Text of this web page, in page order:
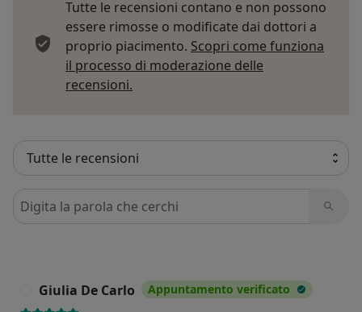
Tutte le recensioni contano e non possono
essere rimosse o modificate dai dottori a
proprio piacimento. Scopri come funziona
il processo di moderazione delle
recensioni.
Cerca nelle recensioni
Giulia De Carlo Appuntamento verificato